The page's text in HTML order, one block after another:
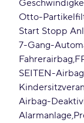
Otto-
Start Stopp
7-Gang-
Fahrerairbag
SEITEN-
Airbag-
Alarmanlage